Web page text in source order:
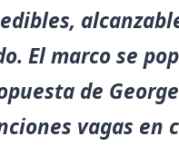
El marco se
de
vagas en